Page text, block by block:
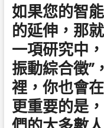
如果您的智
的延伸，那
一項研究中
振動綜合徵”
裡，你也會
更重要的是